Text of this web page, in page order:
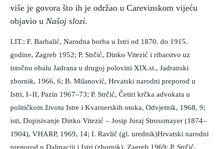
više je govora što ih je održao u Carevinskom vijeću
objavio u Našoj slozi.
LIT.: F. Barbalić, Narodna borba u Istri od 1870. do 1915.
godine, Zagreb 1952; P. Strčić, Dinko Vitezić i ribarstvo uz
istočnu obalu Jadrana u drugoj polovini XIX.st., Jadranski
zbornik, 1966, 6; B. Milanović, Hrvatski narodni preporod u
Istri, I–II, Pazin 1967–73; P. Strčić, Četiri krčka advokata u
političkom životu Istre i Kvarnerskih otoka, Odvjetnik, 1968, 9;
isti, Dopisivanje Dinko Vitezić – Josip Juraj Strossmayer (1874–
1904), VHARP, 1969, 14; I. Ravlić (gl. urednik)Hrvatski narodni
preporod u Dalmaciji i Istri (zbornik), Zagreb 1969; P. Strčić,